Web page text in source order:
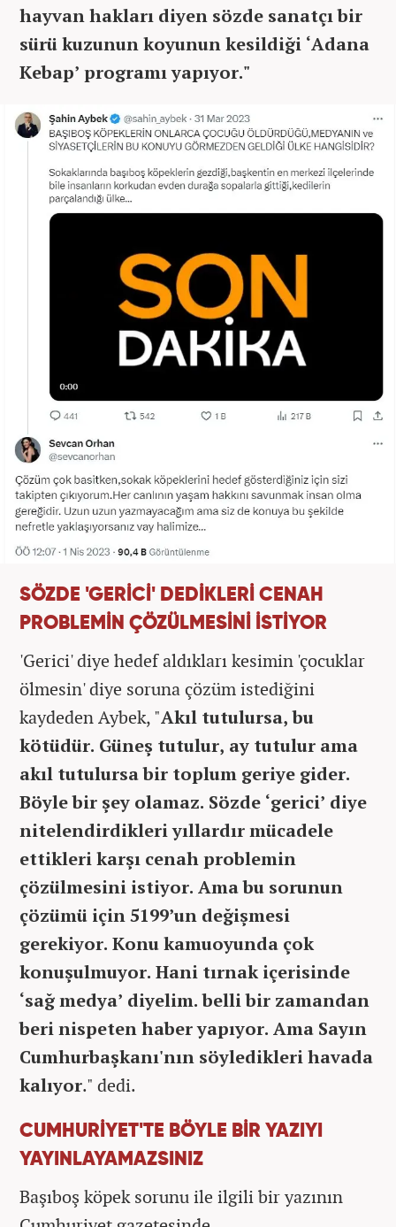
hayvan hakları diyen sözde sanatçı bir
sürü kuzunun koyunun kesildiği ‘Adana
Kebap’ programı yapıyor."
SÖZDE 'GERİCİ' DEDİKLERİ CENAH
PROBLEMİN ÇÖZÜLMESİNİ İSTİYOR
'Gerici' diye hedef aldıkları kesimin 'çocuklar
ölmesin' diye soruna çözüm istediğini
kaydeden Aybek, "Akıl tutulursa, bu
kötüdür. Güneş tutulur, ay tutulur ama
akıl tutulursa bir toplum geriye gider.
Böyle bir şey olamaz. Sözde ‘gerici’ diye
nitelendirdikleri yıllardır mücadele
ettikleri karşı cenah problemin
çözülmesini istiyor. Ama bu sorunun
çözümü için 5199’un değişmesi
gerekiyor. Konu kamuoyunda çok
konuşulmuyor. Hani tırnak içerisinde
‘sağ medya’ diyelim.belli bir zamandan
beri nispeten haber yapıyor. Ama Sayın
Cumhurbaşkanı'nın söyledikleri havada
kalıyor." dedi.
CUMHURİYET'TE BÖYLE BİR YAZIYI
YAYINLAYAMAZSINIZ
Başıboş köpek sorunu ile ilgili bir yazının